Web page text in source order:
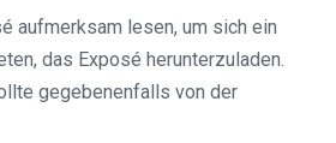
aufmerksam lesen, um sich ein
das Exposé herunterzuladen.
gegebenenfalls von der